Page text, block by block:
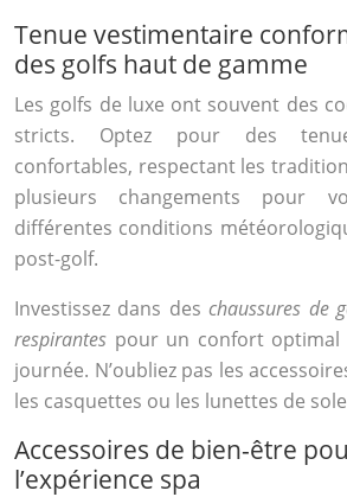
Tenue vestimentaire
des golfs haut de gamme
Les golfs de luxe ont souvent des
stricts. Optez pour des
confortables, respectant les
plusieurs changements pour
différentes conditions
post-golf.
Investissez dans deschaussures de
respirantes pour un confort
journée. N’oubliez pas les
les casquettes ou les lunettes de
Accessoires de bien-être
l’expérience spa